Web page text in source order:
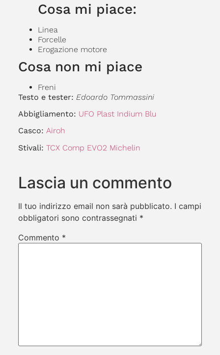
Cosa mi piace:
Linea
Forcelle
Erogazione motore
Cosa non mi piace
Freni
Testo e tester: Edoardo Tommassini
Abbigliamento: UFO Plast Indium Blu
Casco: Airoh
Stivali: TCX Comp EVO2 Michelin
Lascia un commento
Il tuo indirizzo email non sarà pubblicato. I campi
obbligatori sono contrassegnati *
Commento *